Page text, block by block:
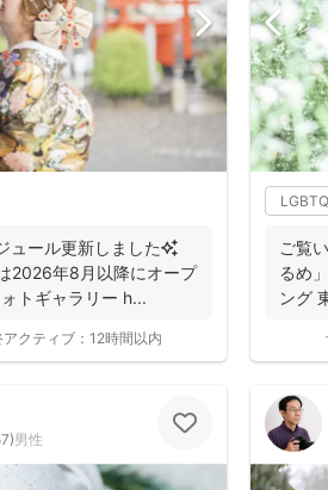
ュール更新しました✨
2026年8月以降にオープ
トギャラリー h...
クティブ： 12時間以内
ご覧
るめ
ング
)男性